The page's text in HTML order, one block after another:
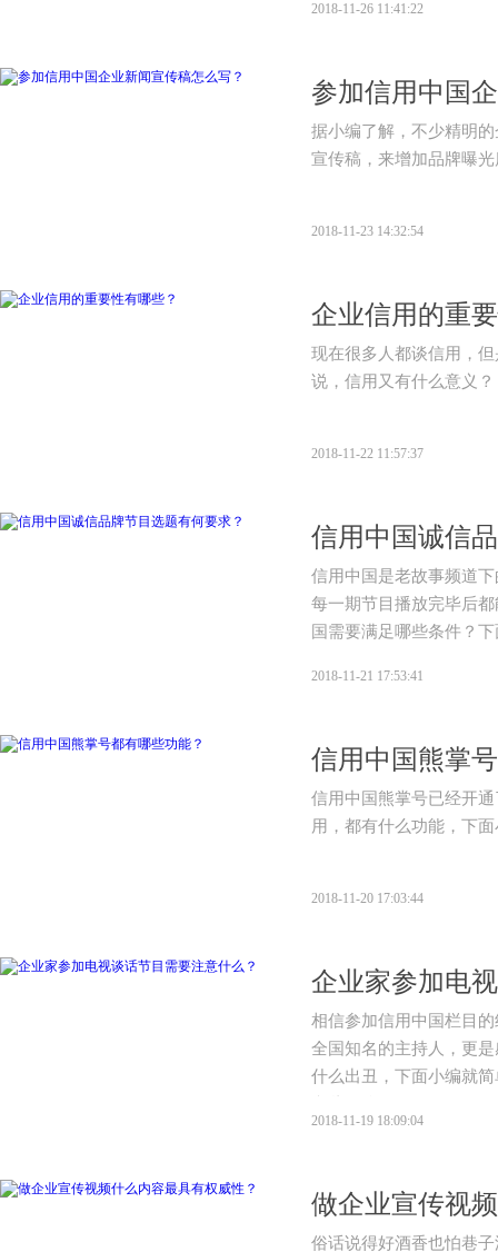
2018-11-26 11:41:22
参加信用中国
据小编了解，不少精明
宣传稿，来增加品牌曝
2018-11-23 14:32:54
企业信用的重
现在很多人都谈信用，
说，信用又有什么意义？
2018-11-22 11:57:37
信用中国诚信
信用中国是老故事频道
每一期节目播放完毕后
国需要满足哪些条件？
2018-11-21 17:53:41
信用中国熊掌
信用中国熊掌号已经开
用，都有什么功能，下
2018-11-20 17:03:44
企业家参加电
相信参加信用中国栏目​
全国知名的主持人，更
什么出丑，下面小编就
2018-11-19 18:09:04
做企业宣传视
俗话说得好酒香也怕巷